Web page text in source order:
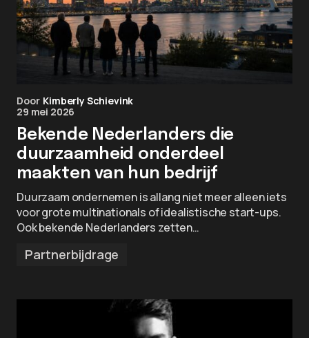
Door Kimberly Schievink
29 mei 2026
Bekende Nederlanders die
duurzaamheid onderdeel
maakten van hun bedrijf
Duurzaam ondernemen is allang niet meer alleen iets
voor grote multinationals of idealistische start-ups.
Ook bekende Nederlanders zetten…
Partnerbijdrage